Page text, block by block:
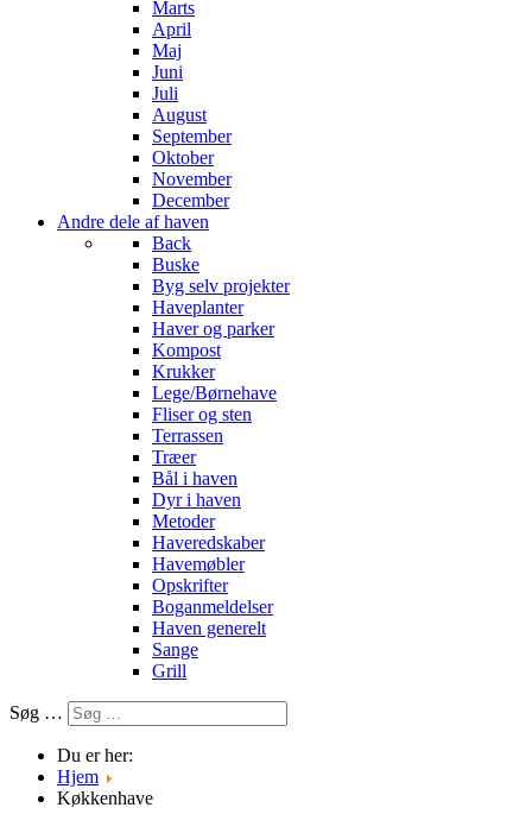
Marts
April
Maj
Juni
Juli
August
September
Oktober
November
December
Andre dele af haven
Back
Buske
Byg selv projekter
Haveplanter
Haver og parker
Kompost
Krukker
Lege/Børnehave
Fliser og sten
Terrassen
Træer
Bål i haven
Dyr i haven
Metoder
Haveredskaber
Havemøbler
Opskrifter
Boganmeldelser
Haven generelt
Sange
Grill
Søg …
Du er her:
Hjem
Køkkenhave